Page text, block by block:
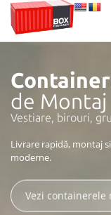
Proiectăm și fabricăm
de Montaj
Vestiare, birouri,
Livrare rapidă, montaj
moderne.
Vezi containerele
Construim containere